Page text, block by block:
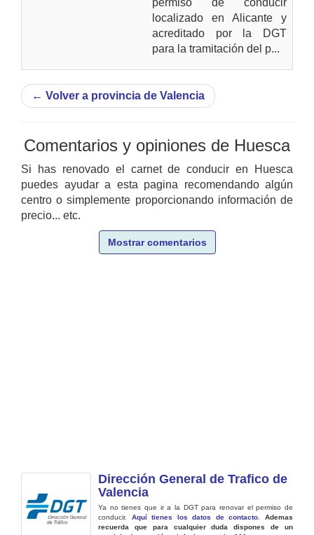
permiso de conducir
localizado en Alicante y
acreditado por la DGT
para la tramitación del p...
← Volver a provincia de Valencia
Comentarios y opiniones de Huesca
Si has renovado el carnet de conducir en Huesca
puedes ayudar a esta pagina recomendando algún
centro o simplemente proporcionando información de
precio... etc.
Mostrar comentarios
Dirección General de Trafico de
Valencia
Ya no tienes que ir a la DGT para renovar el permiso de
conducir. Aquí tienes los datos de contacto .Ademas
recuerda que para cualquier duda dispones de un